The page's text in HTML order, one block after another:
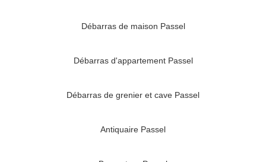
Débarras de maison Passel
Débarras d'appartement Passel
Débarras de grenier et cave Passel
Antiquaire Passel